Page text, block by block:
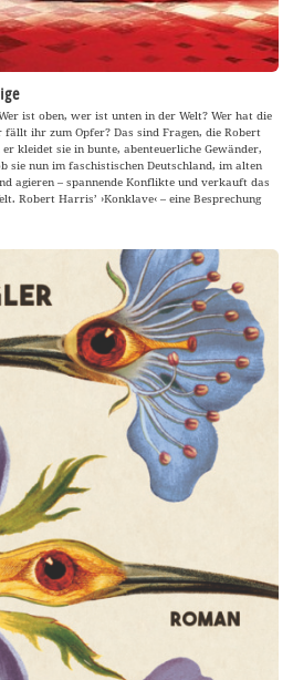
ist oben, wer ist unten in der Welt? Wer hat die
ihr zum Opfer? Das sind Fragen, die Robert
kleidet sie in bunte, abenteuerliche Gewänder,
sie nun im faschistischen Deutschland, im alten
agieren – spannende Konflikte und verkauft das
Robert Harris’ ›Konklave‹ – eine Besprechung